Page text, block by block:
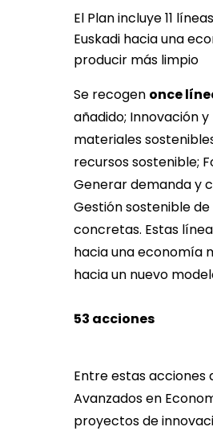
El Plan incluye 11
Euskadi hacia una
producir más limpio
Se recogen once
añadido; Innovación
materiales
recursos sostenible;
Generar demanda y
Gestión sostenible
concretas. Estas
hacia una economía
hacia un nuevo
53 acciones
Entre estas
Avanzados en
proyectos de